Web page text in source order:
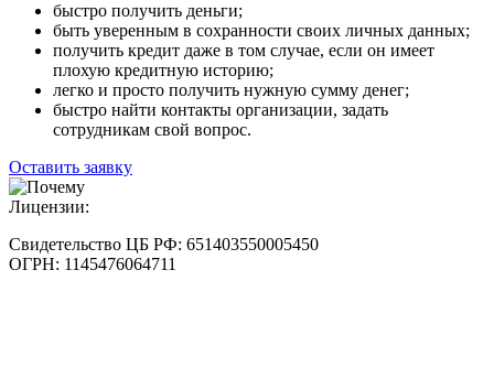
быстро получить деньги;
быть уверенным в сохранности своих личных данных;
получить кредит даже в том случае, если он имеет
плохую кредитную историю;
легко и просто получить нужную сумму денег;
быстро найти контакты организации, задать
сотрудникам свой вопрос.
Оставить заявку
Лицензии:
Свидетельство ЦБ РФ: 651403550005450
ОГРН: 1145476064711